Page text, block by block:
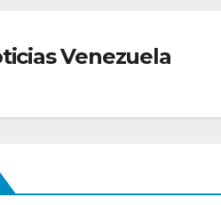
Venezuela